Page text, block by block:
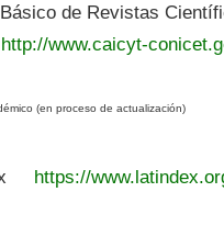
de Revistas
http://www.caicyt-
(en proceso de actualización)
https://